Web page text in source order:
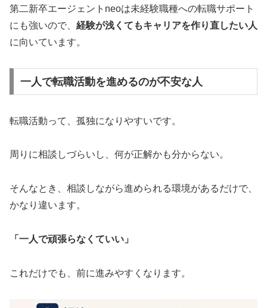
第二新卒エージェントneoは未経験職種への転職サポート
にも強いので、 経験が浅くてもキャリアを作り直したい人
に向いています。
一人で転職活動を進めるのが不安な人
転職活動って、孤独になりやすいです。
周りに相談しづらいし、何が正解かも分からない。
そんなとき、相談しながら進められる環境があるだけで、
かなり違います。
「一人で頑張らなくていい」
これだけでも、前に進みやすくなります。